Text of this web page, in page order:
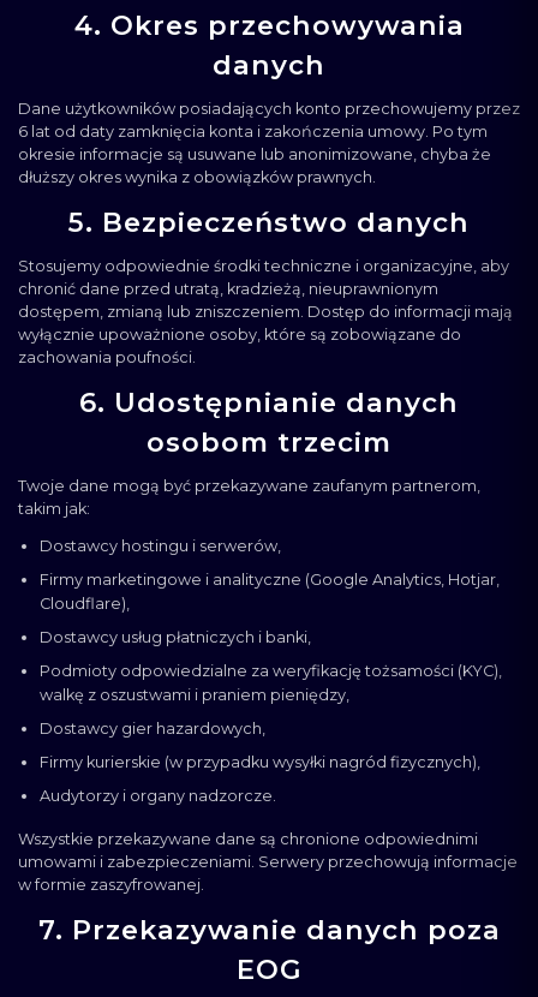
4. Okres przechowywania
danych
Dane użytkowników posiadających konto przechowujemy przez
6 lat od daty zamknięcia konta i zakończenia umowy. Po tym
okresie informacje są usuwane lub anonimizowane, chyba że
dłuższy okres wynika z obowiązków prawnych.
5. Bezpieczeństwo danych
Stosujemy odpowiednie środki techniczne i organizacyjne, aby
chronić dane przed utratą, kradzieżą, nieuprawnionym
dostępem, zmianą lub zniszczeniem. Dostęp do informacji mają
wyłącznie upoważnione osoby, które są zobowiązane do
zachowania poufności.
6. Udostępnianie danych
osobom trzecim
Twoje dane mogą być przekazywane zaufanym partnerom,
takim jak:
Dostawcy hostingu i serwerów,
Firmy marketingowe i analityczne (Google Analytics, Hotjar,
Cloudflare),
Dostawcy usług płatniczych i banki,
Podmioty odpowiedzialne za weryfikację tożsamości (KYC),
walkę z oszustwami i praniem pieniędzy,
Dostawcy gier hazardowych,
Firmy kurierskie (w przypadku wysyłki nagród fizycznych),
Audytorzy i organy nadzorcze.
Wszystkie przekazywane dane są chronione odpowiednimi
umowami i zabezpieczeniami. Serwery przechowują informacje
w formie zaszyfrowanej.
7. Przekazywanie danych poza
EOG